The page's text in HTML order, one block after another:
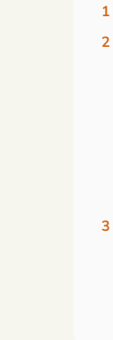
1
2
3